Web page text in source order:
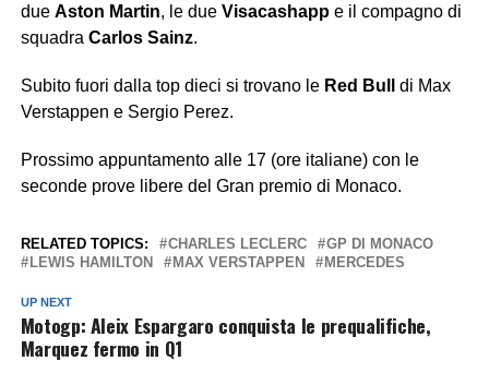
due Aston Martin, le due Visacashappe il compagno di
squadra Carlos Sainz.
Subito fuori dalla top dieci si trovano le Red Bull
di Max
Verstappen e Sergio Perez.
Prossimo appuntamento alle 17 (ore italiane) con le
seconde prove libere del Gran premio di Monaco.
RELATED TOPICS: CHARLES LECLERC
GP DI MONACO
LEWIS HAMILTON
MAX VERSTAPPEN MERCEDES
UP NEXT
Motogp: Aleix Espargaro conquista le prequalifiche,
Marquez fermo in Q1